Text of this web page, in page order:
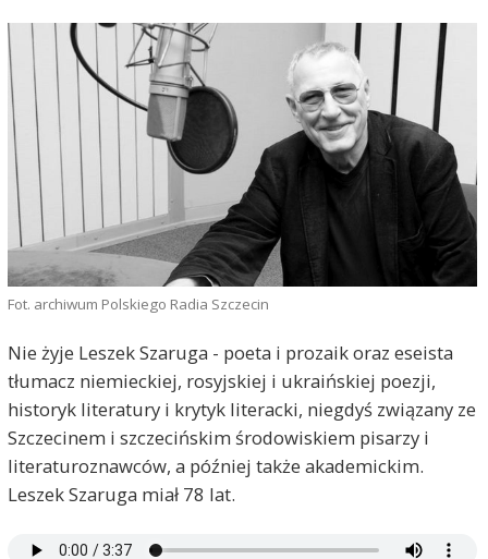
Fot. archiwum Polskiego Radia Szczecin
Nie żyje Leszek Szaruga - poeta i prozaik oraz eseista
tłumacz niemieckiej, rosyjskiej i ukraińskiej poezji,
historyk literatury i krytyk literacki, niegdyś związany ze
Szczecinem i szczecińskim środowiskiem pisarzy i
literaturoznawców, a później także akademickim.
Leszek Szaruga miał 78 lat.